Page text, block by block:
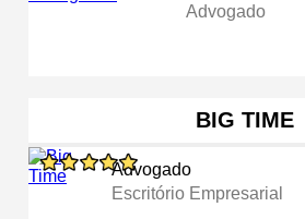
Advogado
BIG TIME
Advogado
Escritório Empresarial